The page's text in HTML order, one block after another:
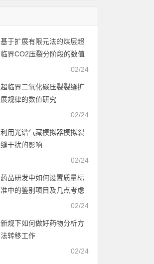
基于扩展有限元法的煤层超
临界CO2压裂分阶段的数值
02/24
超临界二氧化碳压裂裂缝扩
展规律的数值研究
02/24
利用光谱气藏模拟器模拟裂
缝干扰的影响
02/24
药品研发中如何设置质量标
准中的鉴别项目及几点考虑
02/24
新规下如何做好药物分析方
法转移工作
02/24